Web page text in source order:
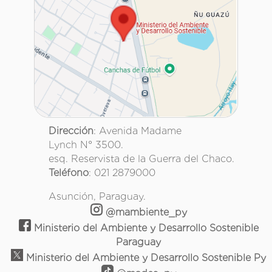
Dirección: Avenida Madame
Lynch N° 3500.
esq. Reservista de la Guerra del Chaco.
Teléfono: 021 2879000
Asunción, Paraguay.
@mambiente_py
Ministerio del Ambiente y Desarrollo Sostenible
Paraguay
Ministerio del Ambiente y Desarrollo Sostenible Py